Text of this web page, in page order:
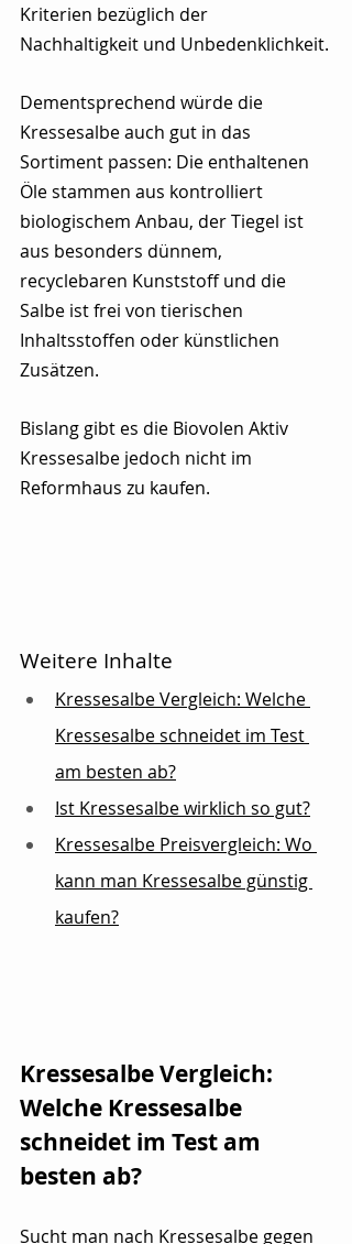
Kriterien bezüglich der
Nachhaltigkeit und Unbedenklichkeit.
Dementsprechend würde die
Kressesalbe auch gut in das
Sortiment passen: Die enthaltenen
Öle stammen aus kontrolliert
biologischem Anbau, der Tiegel ist
aus besonders dünnem,
recyclebaren Kunststoff und die
Salbe ist frei von tierischen
Inhaltsstoffen oder künstlichen
Zusätzen.
Bislang gibt es die Biovolen Aktiv
Kressesalbe jedoch nicht im
Reformhaus zu kaufen.
Weitere Inhalte
Kressesalbe Vergleich: Welche
Kressesalbe schneidet im Test
am besten ab?
Ist Kressesalbe wirklich so gut?
Kressesalbe Preisvergleich: Wo
kann man Kressesalbe günstig
kaufen?
Kressesalbe Vergleich:
Welche Kressesalbe
schneidet im Test am
besten ab?
Sucht man nach Kressesalbe gegen